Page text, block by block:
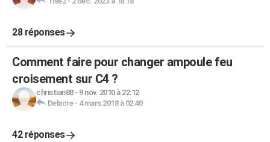
28 réponses
Comment faire pour changer ampoule feu
croisement sur C4 ?
christian88- 9 nov. 2010 à 22:12
Delacre- 4 mars 2018 à 02:40
42 réponses